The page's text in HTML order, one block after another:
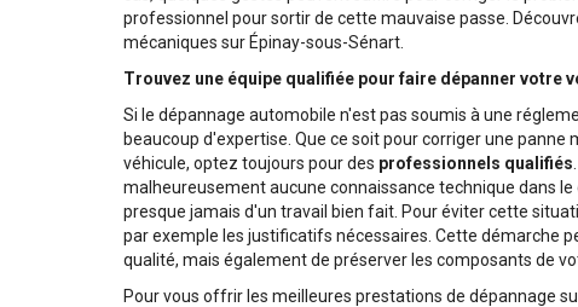
professionnel pour sortir de cette mauvaise passe.
mécaniques sur Épinay-sous-Sénart.
Trouvez une équipe qualifiée pour faire dépanner votre
Si le dépannage automobile n'est pas soumis à une
beaucoup d'expertise. Que ce soit pour corriger une
véhicule, optez toujours pour des professionnels qualifiés
malheureusement aucune connaissance technique dans
presque jamais d'un travail bien fait. Pour éviter cette
par exemple les justificatifs nécessaires. Cette démarche
qualité, mais également de préserver les composants de
Pour vous offrir les meilleures prestations de dépannage